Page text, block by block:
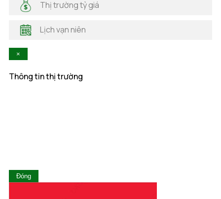
Hà Tĩnh
Hòa Bình
Lai Châu
Thị trường tỷ giá
Lịch vạn niên
×
Thông tin thị trường
Đóng